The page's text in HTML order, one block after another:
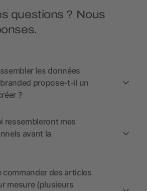
questions ? Nous
les données
propose-t-il un
?
ressembleront mes
avant la
des articles
mesure (plusieurs